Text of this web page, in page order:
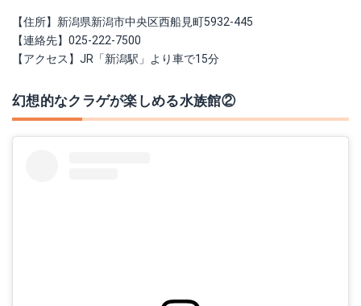
【住所】新潟県新潟市中央区西船見町5932-445
【連絡先】025-222-7500
【アクセス】JR「新潟駅」より車で15分
幻想的なクラゲが楽しめる水族館②